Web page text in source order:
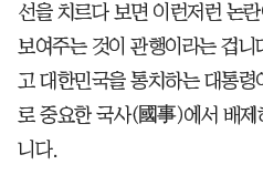
선을 치르다 보면 이런저런 논
보여주는 것이 관행이라는 겁
고 대한민국을 통치하는 대통령
로 중요한 국사(國事)에서 배제
니다.